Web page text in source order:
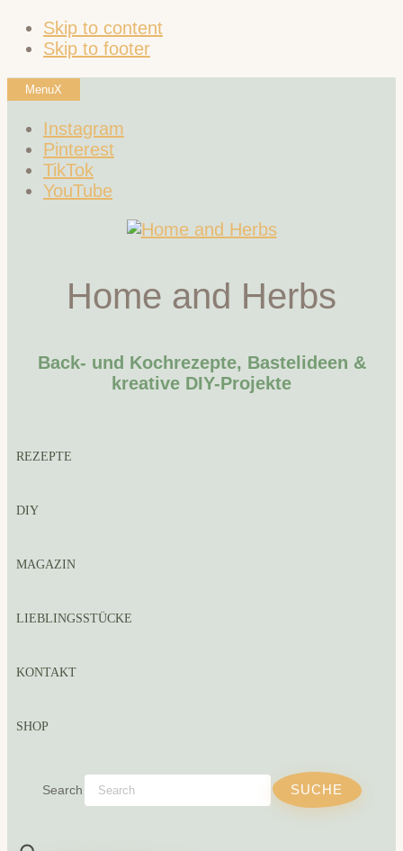
Skip to content
Skip to footer
MenuX
Instagram
Pinterest
TikTok
YouTube
Home and Herbs
Back- und Kochrezepte, Bastelideen &
kreative DIY-Projekte
REZEPTE
DIY
MAGAZIN
LIEBLINGSSTÜCKE
KONTAKT
SHOP
Search